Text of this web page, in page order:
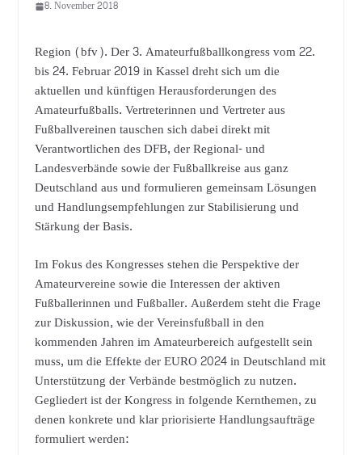
8. November 2018
Region (bfv). Der 3. Amateurfußballkongress vom 22.
bis 24. Februar 2019 in Kassel dreht sich um die
aktuellen und künftigen Herausforderungen des
Amateurfußballs. Vertreterinnen und Vertreter aus
Fußballvereinen tauschen sich dabei direkt mit
Verantwortlichen des DFB, der Regional- und
Landesverbände sowie der Fußballkreise aus ganz
Deutschland aus und formulieren gemeinsam Lösungen
und Handlungsempfehlungen zur Stabilisierung und
Stärkung der Basis.
Im Fokus des Kongresses stehen die Perspektive der
Amateurvereine sowie die Interessen der aktiven
Fußballerinnen und Fußballer. Außerdem steht die Frage
zur Diskussion, wie der Vereinsfußball in den
kommenden Jahren im Amateurbereich aufgestellt sein
muss, um die Effekte der EURO 2024 in Deutschland mit
Unterstützung der Verbände bestmöglich zu nutzen.
Gegliedert ist der Kongress in folgende Kernthemen, zu
denen konkrete und klar priorisierte Handlungsaufträge
formuliert werden: